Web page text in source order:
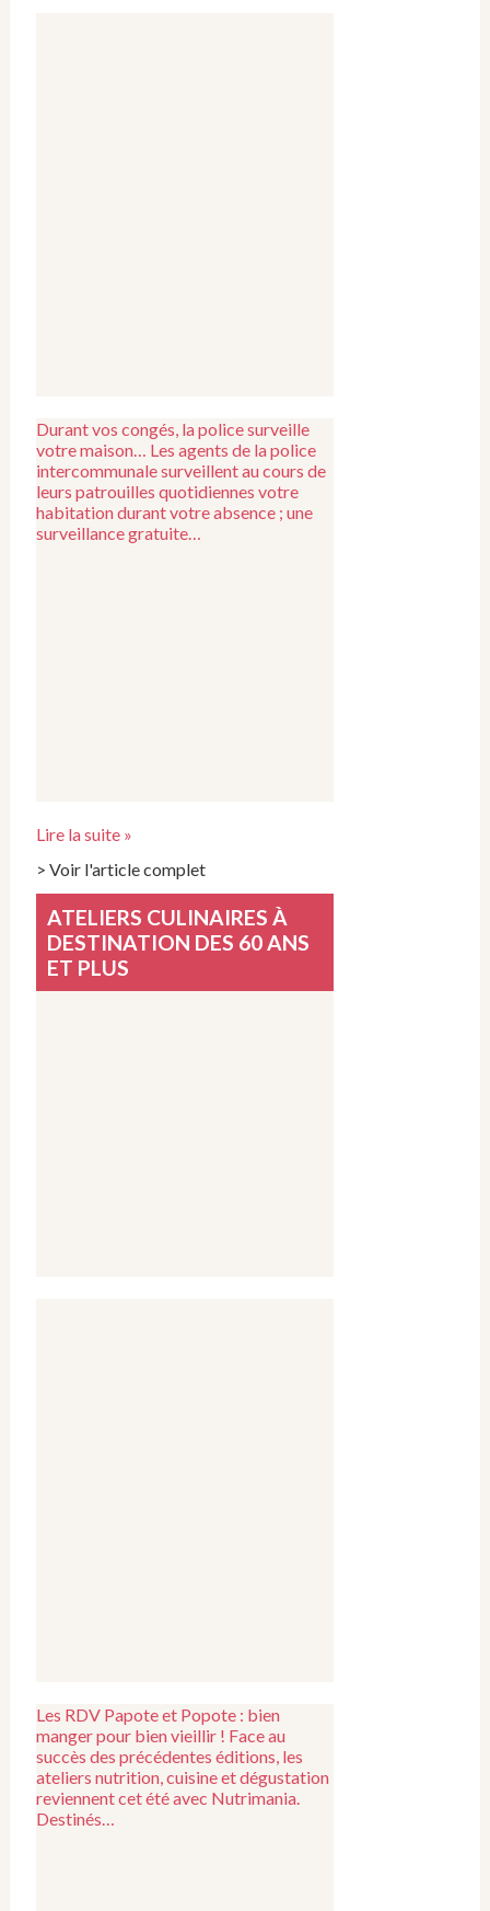
Durant vos congés, la police surveille
votre maison… Les agents de la police
intercommunale surveillent au cours de
leurs patrouilles quotidiennes votre
habitation durant votre absence ; une
surveillance gratuite…
Lire la suite »
> Voir l'article complet
ATELIERS CULINAIRES À
DESTINATION DES 60 ANS
ET PLUS
Les RDV Papote et Popote : bien
manger pour bien vieillir ! Face au
succès des précédentes éditions, les
ateliers nutrition, cuisine et dégustation
reviennent cet été avec Nutrimania.
Destinés…